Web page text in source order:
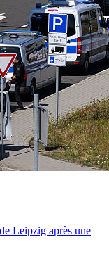
Leipzig après une